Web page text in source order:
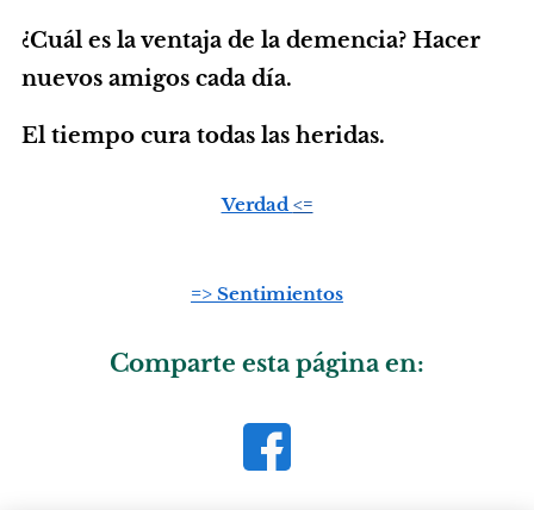
¿Cuál es la ventaja de la demencia? Hacer
nuevos amigos cada día.
El tiempo cura todas las heridas.
Verdad <=
=> Sentimientos
Comparte esta página en: